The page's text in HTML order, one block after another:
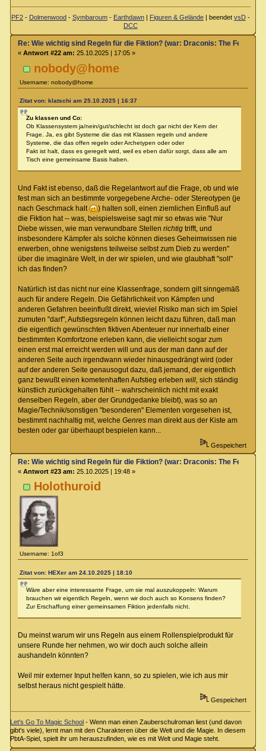
PF2- Dolmenwood - Symbaroum- Earthdawn| Figuren & Gelände| beendet vsD-
DCC
nobody@home
Username: nobody@home
Re: Wie wichtig sind Regeln für die Fiktion? (war: Draconis: The Feel-
« Antwort #22 am: 25.10.2025 | 17:05 »
Zitat von: klatschi am 25.10.2025 | 16:37
Zu klassen und Co:
Ob Klassensystem ja/nein/gut/schlecht ist doch gar nicht der Kern der
Frage. Ja, es gibt Systeme die das mit Klassen regeln und andere
Systeme, die das offen regeln oder Archetypen oder oder
Fakt ist halt, dass es geregelt wird, weil es eben dafür sorgt, dass alle am
Tisch eine gemeinsame Basis haben.
Und Fakt ist ebenso, daß die Regelantwort auf die Frage, ob und wie
fest man sich an bestimmte vorgegebene Arche- oder Stereotypen (je
nach Geschmack halt
) halten soll, einen ziemlichen Einfluß auf
die Fiktion hat -- was, beispielsweise sagt mir so etwas wie "Nur
Diebe wissen, wie man verwundbare Stellen richtigtrifft, und
insbesondere Kämpfer als solche können dieses Geheimwissen nie
erwerben, ohne wenigstens teilweise selbst zum Dieb zu werden"
über die imaginäre Welt, in der wir spielen, und wie glaubhaft "soll"
ich das finden?
Natürlich ist das nicht nur eine Klassenfrage, sondern gilt sinngemäß
auch für andere Regeln. Die Gefährlichkeit von Kämpfen und
anderen Gefahren beeinflußt direkt, wieviel Risiko man sich im Spiel
zumuten "darf", Aufstiegsregeln können leicht dazu führen, daß man
die eigentlich gewünschten fiktiven Abenteuer nur innerhalb einer
bestimmten Komfortzone erleben kann, die vielleicht sogar zum
einen erst mal erreicht werden will und aus der man dann auf der
anderen Seite auch irgendwann wieder hinausgedrängt wird (oder
auf der anderen Seite genausogut dazu, daß jemand, der eigentlich
ganz bewußt einen kometenhaften Aufstieg erleben will, sich ständig
künstlich zurückgehalten fühlt -- wahrscheinlich nicht mit exakt
denselben Regeln, aber der Grundgedanke bleibt), was so an
Magie/Technik/sonstigen "besonderen" Elementen vorgesehen ist,
bestimmt nachhaltig mit, welche Genresman direkt aus der Kiste am
besten oder gar überhaupt bespielen kann...
Gespeichert
Holothuroid
Username: 1of3
Re: Wie wichtig sind Regeln für die Fiktion? (war: Draconis: The Feel-
« Antwort #23 am: 25.10.2025 | 19:48 »
Zitat von: HEXer am 24.10.2025 | 18:10
Wäre aber eine interessante Frage, um sie mal auszukoppeln: Warum
brauchen wir eigentlich Regeln, wenn wir doch auch so Konsens finden?
Zur Erschaffung einer gemeinsamen Fiktion jedenfalls nicht.
Du meinst warum wir uns Regeln aus einem Rollenspielprodukt für
unsere Runde her nehmen, wo wir doch auch solche allein
aushandeln könnten?
Weil mir externer Input helfen kann, so zu spielen, wie ich aus mir
selbst heraus nicht gespielt hätte.
Gespeichert
Let's Go To Magic School - Wenn man einen Zauberschulroman liest (und davon
gibt's viele), lernt man mit den Charakteren über die Welt und die Magie. In diesem
PbtA-Spiel, spielt ihr um herauszufinden, wie es mit Welt und Magie steht.